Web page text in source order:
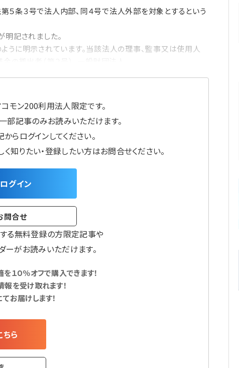
５条３号で法人内部、同４号で法人外部を対象とするという
明記されました。
うに明示されています。当該法人の理事、監事又は使用人
モン200利用法人限定です。
部記事のみお読みいただけます。
らログインしてください。
知りたい・登録したい方はお問合せください。
ログイン
問合せ
る無料登録の方限定記事や
がお読みいただけます。
１０％オフで購入できます！
を受け取れます！
お届けします！
ら